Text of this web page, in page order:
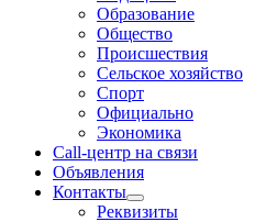
Образование
Общество
Происшествия
Сельское хозяйство
Спорт
Официально
Экономика
Call-центр на связи
Объявления
Контакты
Реквизиты